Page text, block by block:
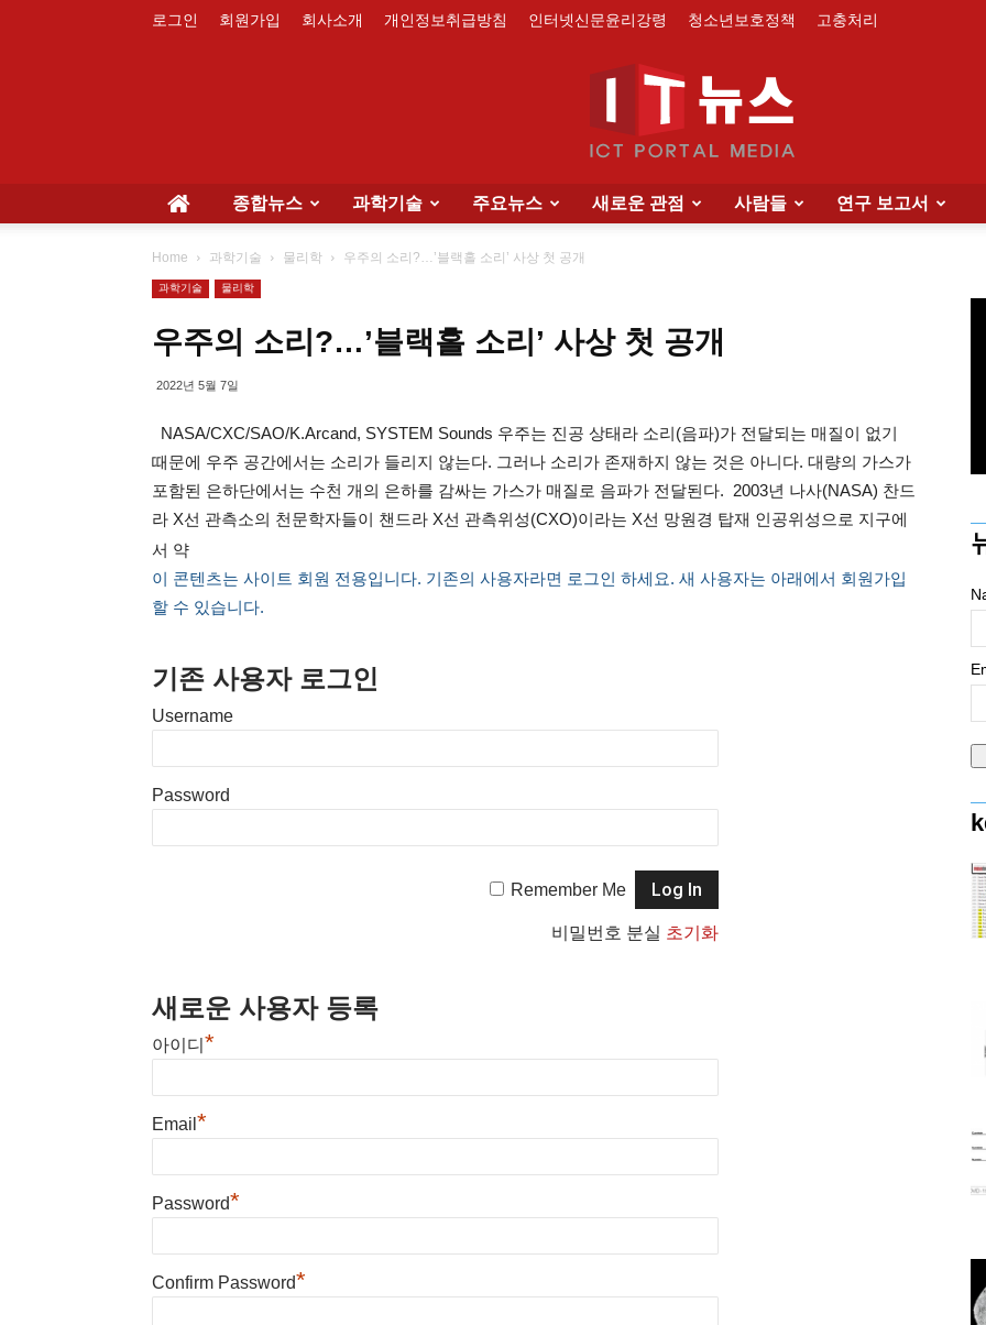
로그인 회원가입 회사소개 개인정보취급방침 인터넷신문윤리강령 청소년보호정책 고충처리
종합뉴스 과학기술 주요뉴스 새로운 관점 사람들 연구 보고서
Home 과학기술 물리학 우주의 소리?…’블랙홀 소리’ 사상 첫 공개
과학기술 물리학
우주의 소리?…’블랙홀 소리’ 사상 첫 공개
2022년 5월 7일
NASA/CXC/SAO/K.Arcand, SYSTEM Sounds 우주는 진공 상태라 소리(음파)가 전달되는 매질이 없기
때문에 우주 공간에서는 소리가 들리지 않는다. 그러나 소리가 존재하지 않는 것은 아니다. 대량의 가스가
포함된 은하단에서는 수천 개의 은하를 감싸는 가스가 매질로 음파가 전달된다. 2003년 나사(NASA) 찬드
라 X선 관측소의 천문학자들이 챈드라 X선 관측위성(CXO)이라는 X선 망원경 탑재 인공위성으로 지구에
서 약
이 콘텐츠는 사이트 회원 전용입니다. 기존의 사용자라면 로그인 하세요. 새 사용자는 아래에서 회원가입
할 수 있습니다.
기존 사용자 로그인
Username
Password
Remember Me
비밀번호 분실 초기화
새로운 사용자 등록
아이디 *
Email *
Password*
Confirm Password*